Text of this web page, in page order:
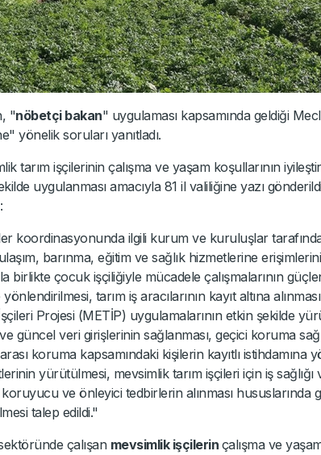
"nöbetçi bakan" uygulaması kapsamında geldiği
yönelik soruları yanıtladı.
tarım işçilerinin çalışma ve yaşam koşullarının
uygulanması amacıyla 81 il valiliğine yazı
koordinasyonunda ilgili kurum ve kuruluşlar
barınma, eğitim ve sağlık hizmetlerine
birlikte çocuk işçiliğiyle mücadele çalışmalarının
tarım iş aracılarının kayıt altına
Projesi (METİP) uygulamalarının etkin şekilde
güncel veri girişlerinin sağlanması, geçici koruma
koruma kapsamındaki kişilerin kayıtlı istihdamına
yürütülmesi, mevsimlik tarım işçileri için iş
ve önleyici tedbirlerin alınması hususlarında
talep edildi."
çalışan mevsimlik işçilerin çalışma ve